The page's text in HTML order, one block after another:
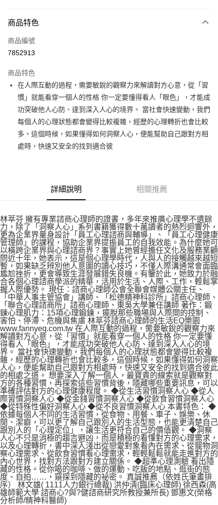
信用卡一次付款
ATM付款
運送方式
付款後全家取貨
每筆NT$60，滿NT$499(含以上)免運費
付款後7-11取貨
每筆NT$60，滿NT$499(含以上)免運費
宅配
商品特色
商品編號
7852913
商品特色
在人際互動的過程，需要敏銳的觀察力來解讀對方心意，從「習
慣」就能看穿一個人的性格 你一定要懂得看人「眼色」，才能成
功突破他人心防、達到深入人心的境界。 當社會快速變動，我們
每個人的心理狀態都會變得比較複雜，經歷的心理轉折也會比較
多，這個時候，如果懂得如何洞察人心，便能幫助自己跟對方相
處時，快速又安全的找到適合彼
詳細說明 相關推薦
林萃芬 擁有專業諮商心理師的證書，多年來推廣心理學不遺餘
力，除了「洞察人心」系列書籍獲得數十萬讀者的熱烈迴響外，
更為企業界量身設計「員工心理諮商與輔導」、「員工心理健康
管理師」的課程，協助企業界提振員工的自我效能。為什麼她可
以橫跨企業界與心理諮商界？事實上她曾經擔任文化及服務業顧
問近十年，她表示，這是個心理學時代，人與人的接觸越來越短
暫，如果缺乏辨別他人意圖的讀心技巧，不僅人際溝通常會面臨
尷尬挫折，更會導致生涯發展錯失良機。有鑒於此，她致力於融
合各個心理諮商學派的精華，活用於生活、人際、工作，輕鬆掌
握人際優勢。 現任：諮商心理師公會全聯會媒體公關主任、
「中華人事主管協會」講師、「松德精神科診所」諮商心理師、
「聯合心理諮商所」諮商心理師、東吳大學兼任講師 著作：鍛
鍊心理肌力：15項心理鍛鍊，擺脫那些職場與人際間的控制、
害怕、停滯、危機與焦慮 林萃芬諮商心理師的生活EQ樂園
www.fannyeq.com.tw 在人際互動的過程，需要敏銳的觀察力來
解讀對方心意，從「習慣」就能看穿一個人的性格 你一定要懂
得看人「眼色」，才能成功突破他人心防、達到深入人心的境
界。 當社會快速變動，我們每個人的心理狀態都會變得比較複
雜，經歷的心理轉折也會比較多，這個時候，如果懂得如何洞察
人心，便能幫助自己跟對方相處時，快速又安全的找到適合彼此
的相處之道。 想要深入了解一個人，最寶貴的線索就是觀察對
方的各種習慣，再探索這些習慣背後，隱藏哪些重要訊息，可以
準確評估對方的心理健康程度。 ◆從生活習慣洞察人心 ◆從人
際習慣洞察人心 ◆從金錢習慣洞察人心 ◆從飲食習慣洞察人心
◆從特殊性偏好洞察人心 ◆從不良習慣洞察人心 本書特色： ◆
依據每個人不同的生活習慣，從食物、用餐、車子、娛樂、休
閒、潔癖，可以更了解自己跟別人的生活型態，也能更清楚自己
跟別人的「心理定位」，讓生活更符合自己的價值觀。 ◆洞察
人心不只是消極的趨吉避凶，而是積極的看懂對方的心理需求，
以及心理轉折，書中深入淺出從戀愛對象看內在需求、從寵物洞
察心理需求、從飲食習慣看心理需求，輕輕鬆鬆就能走進對方的
內心世界，找對方法跟對方建立關係。 ◆超準心理測驗 看出隱
藏的性格。從你喝的咖啡、做的運動、吃飯的地點、逛街的態
度、自拍……，窺探到隱藏的祕密。 真誠推薦（依姓氏筆畫排
序） 林文雄( 1111人力銀行總裁) 洪仲清(臨床心理師) 徐西森(高
雄師範大學 諮商心?與?健諮商研究所教授兼所長) 鄧惠文(榮格
分析師/精神科醫師)